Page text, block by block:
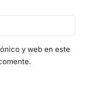
y web en este